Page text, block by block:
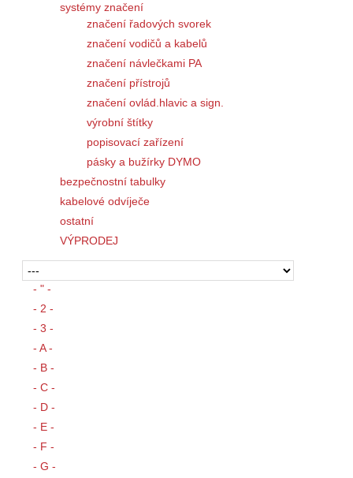
systémy značení
značení řadových svorek
značení vodičů a kabelů
značení návlečkami PA
značení přístrojů
značení ovlád.hlavic a sign.
výrobní štítky
popisovací zařízení
pásky a bužírky DYMO
bezpečnostní tabulky
kabelové odvíječe
ostatní
VÝPRODEJ
- " -
- 2 -
- 3 -
- A -
- B -
- C -
- D -
- E -
- F -
- G -